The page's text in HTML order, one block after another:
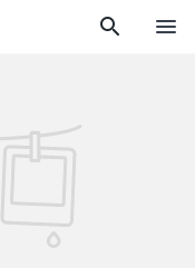
search menu